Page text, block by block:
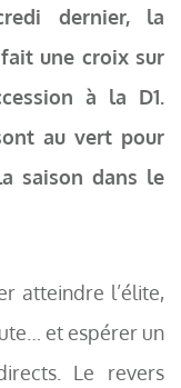
dernier, la
une croix sur
à la D1.
au vert pour
saison dans le
atteindre l’élite,
et espérer un
Le revers